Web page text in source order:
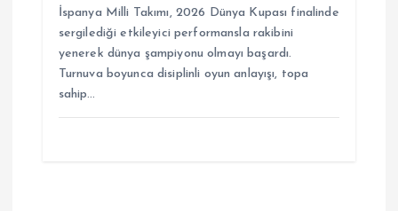
İspanya Milli Takımı, 2026 Dünya Kupası finalinde
sergilediği etkileyici performansla rakibini
yenerek dünya şampiyonu olmayı başardı.
Turnuva boyunca disiplinli oyun anlayışı, topa
sahip…